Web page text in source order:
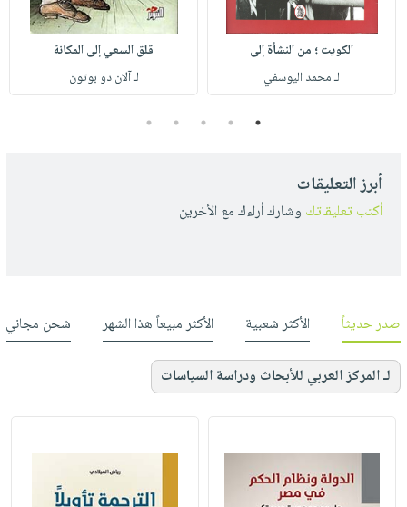
الكويت ؛ من النشأة إلى
لـ محمد اليوسفي
قلق السعي إلى المكانة
لـ آلان دو بوتون
1
2
3
4
5
أبرز التعليقات
أكتب تعليقاتك وشارك أراءك مع الأخرين
صدر حديثاً الأكثر شعبية الأكثر مبيعاً هذا الشهر شحن مجاني
لـ المركز العربي للأبحاث ودراسة السياسات